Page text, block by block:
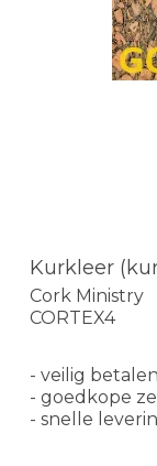
Kurkleer
Cork Ministry
CORTEX4
- veilig
- goedkope
- snelle